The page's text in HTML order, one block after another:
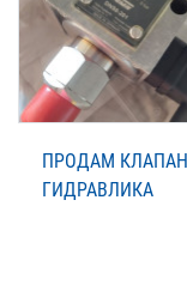
ПРОДАМ КЛАПАН
ГИДРАВЛИКА